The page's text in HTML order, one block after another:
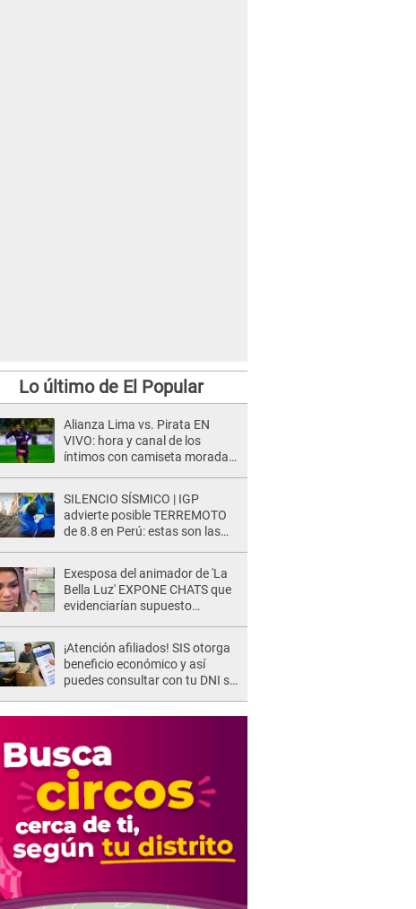
Lo último de El Popular
Alianza Lima vs. Pirata EN
VIVO: hora y canal de los
íntimos con camiseta morada
SILENCIO SÍSMICO | IGP
advierte posible TERREMOTO
de 8.8 en Perú: estas son las
Exesposa del animador de 'La
Bella Luz' EXPONE CHATS que
evidenciarían supuesto
¡Atención afiliados! SIS otorga
beneficio económico y así
puedes consultar con tu DNI si